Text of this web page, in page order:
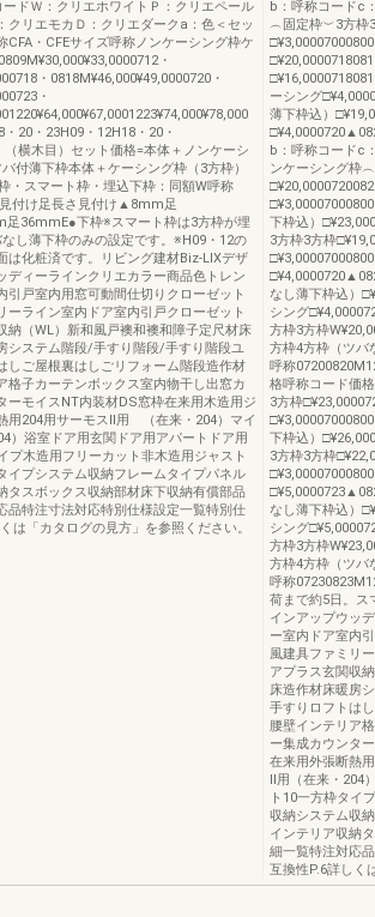
ドＷ：クリエホワイトＰ：クリエペール
クリエモカＤ：クリエダークa：色＜セッ
CFA・CFEサイズ呼称ノンケーシング枠ケ
・
・0818M¥46,000¥49,0000720・
・
20・23H09・12H18・20・
（横木目）セット価格=本体＋ノンケーシ
付薄下枠本体＋ケーシング枠（3方枠）
・スマート枠・埋込下枠：同額W呼称
付け足長さ見付け▲8mm足
36mmE●下枠※スマート枠は3方枠が埋
し薄下枠のみの設定です。※H09・12の
は化粧済です。リビング建材Biz-LIXデザ
ディーラインクリエカラー商品色トレン
引戸室内用窓可動間仕切りクローゼット
ーライン室内ドア室内引戸クローゼット
納（WL）新和風戸襖和襖和障子定尺材床
システム階段/手すり階段/手すり階段ユ
しご屋根裏はしごリフォーム階段造作材
格子カーテンボックス室内物干し出窓カ
ーモイスNT内装材DS窓枠在来用木造用ジ
用204用サーモスⅡ用 （在来・204）マイ
）浴室ドア用玄関ドア用アパートドア用
プ木造用フリーカット非木造用ジャスト
イプシステム収納フレームタイプパネル
タスボックス収納部材床下収納有償部品
品特注寸法対応特別仕様設定一覧特別仕
は「カタログの見方」を参照ください。
b：呼称コードc
︵固定枠︶3方枠
ーシング
薄下枠込）
b：呼称コードc
ンケーシング枠
下枠込）
3方枠3方枠
なし薄下枠込）
シング
方枠3方枠
方枠4方枠（ツバ
呼称
格呼称コード価
3方枠
下枠込）
3方枠3方枠
なし薄下枠込）
シング
方枠3方枠
方枠4方枠（ツバ
呼称
荷まで約5日。ス
インアップウッ
ー室内ドア室内
風建具ファミリ
アプラス玄関収
床造作材床暖房
手すりロフトは
腰壁インテリア
ー集成カウンタ
在来用外張断熱
Ⅱ用（在来・204
ト10一方枠タイ
収納システム収
インテリア収納
細一覧特注対応
互換性P.6詳しく